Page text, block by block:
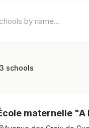
schools
maternelle "A